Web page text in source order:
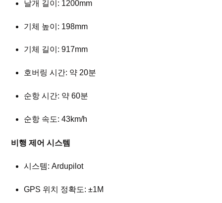
날개 길이: 1200mm
기체 높이: 198mm
기체 길이: 917mm
호버링 시간: 약 20분
순항 시간: 약 60분
순항 속도: 43km/h
비행 제어 시스템
시스템: Ardupilot
GPS 위치 정확도: ±1M